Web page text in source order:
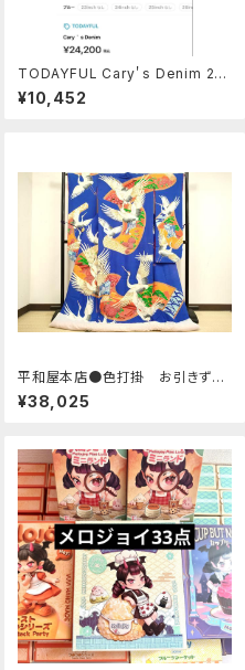
TODAYFUL Cary＇s Denim 23i
nch
¥10,452
平和屋本店●色打掛 お引きず
り 和装 婚礼 結婚式 花嫁
神社挙式 駒刺繍 絵巻御所車飛
¥38,025